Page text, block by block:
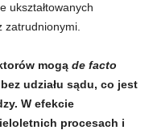
ukształtowanych
mogą de facto
udziału sądu, co jest
W efekcie
procesach i